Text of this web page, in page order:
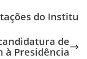
do Institu
de
à Presidência